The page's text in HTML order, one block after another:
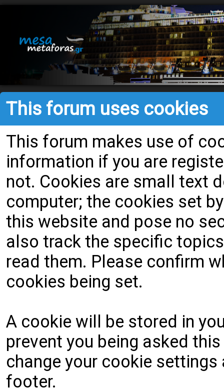
This forum uses cookies
This forum makes use of
information if you are
not. Cookies are small text
computer; the cookies set
this website and pose no
also track the specific
read them. Please confirm
cookies being set.
A cookie will be stored in
prevent you being asked
change your cookie
footer.